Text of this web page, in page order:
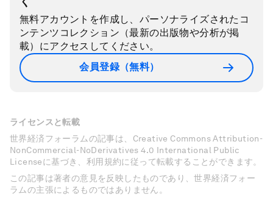
無料アカウントを作成し、パーソナライズされたコ
ンテンツコレクション（最新の出版物や分析が掲
載）にアクセスしてください。
会員登録（無料）
ライセンスと転載
世界経済フォーラムの記事は、Creative Commons Attribution-
NonCommercial-NoDerivatives 4.0 International Public
Licenseに基づき、利用規約に従って転載することができます。
この記事は著者の意見を反映したものであり、世界経済フォー
ラムの主張によるものではありません。